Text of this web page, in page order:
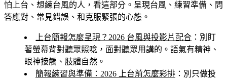
怕上台、想練台風的人，看這部分。呈現台風、練習準備、問
答應對、常見錯誤、和克服緊張的心態。
上台簡報怎麼呈現？2026 台風與投影片配合 ：別盯
著螢幕背對聽眾照唸，面對聽眾用講的。語氣有精神、
眼神接觸、肢體自然。
簡報練習與準備：2026 上台前怎麼彩排 ：別只做投